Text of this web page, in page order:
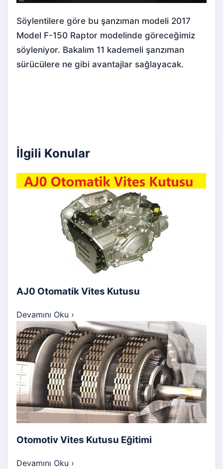
Söylentilere göre bu şanzıman modeli 2017
Model F-150 Raptor modelinde göreceğimiz
söyleniyor. Bakalım 11 kademeli şanzıman
sürücülere ne gibi avantajlar sağlayacak.
İlgili Konular
AJ0 Otomatik Vites Kutusu
Devamını Oku ›
Otomotiv Vites Kutusu Eğitimi
Devamını Oku ›